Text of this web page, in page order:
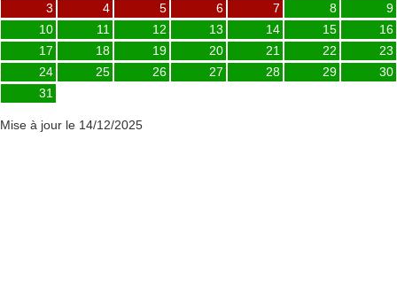
3
4 5 6 7 8
9
10
11 12 13 14 15
16
17
18 19 20 21 22
23
24
25 26 27 28 29
30
31
Mise à jour le 14/12/2025